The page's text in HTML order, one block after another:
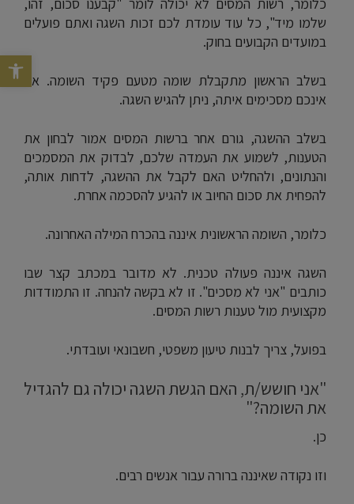
פתח סרגל
שלמו מיד", כל עוד עומדת לכם זכות השגה ואתם פועלים
במועדים הקבועים בחוק.
בשלב הראשון מתקבלת שומה מטעם פקיד השומה. אם
אינכם מסכימים איתה, ניתן להגיש השגה.
בשלב ההשגה, גורם אחר ברשות המסים אמור לבחון את
הטענות, לשמוע את העמדה שלכם, לבדוק את המסמכים
והנתונים, ולהחליט האם לקבל את ההשגה, לדחות אותה,
להפחית את סכום החיוב או להגיע להסכמה אחרת.
כלומר, השומה הראשונית איננה בהכרח המילה האחרונה.
השגה איננה פעולה טכנית. לא מדובר במכתב קצר שבו
כותבים "אני לא מסכים". זו לא בקשה להנחה. זו התמודדות
מקצועית מול טענות רשות המסים.
בפועל, צריך לבנות טיעון משפטי, חשבונאי ועובדתי.
"אני חושש/ת, האם הגשת השגה יכולה גם להגדיל
את השומה?"
כן.
וזו נקודה שאיננה ברורה עבור אנשים רבים.